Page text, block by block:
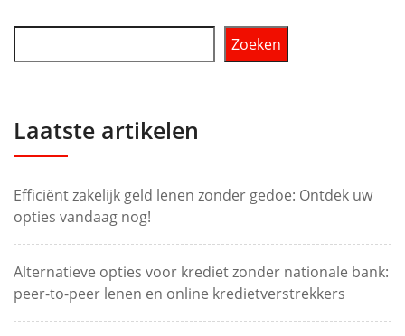
Zoeken
Laatste artikelen
Efficiënt zakelijk geld lenen zonder gedoe: Ontdek uw
opties vandaag nog!
Alternatieve opties voor krediet zonder nationale bank:
peer-to-peer lenen en online kredietverstrekkers